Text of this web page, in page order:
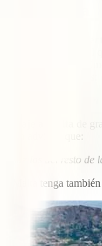
a Malta
no somos
del destino
como el Saint
Asuntos Exteriores:
y de contar con
viaje a Malta
de
advierte que:
que las del resto
Malta tenga